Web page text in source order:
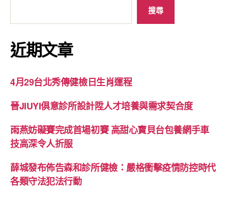
搜尋
近期文章
4月29台北秀傳健檢日生肖運程
晉JIUYI俱意診所設計陞人才培養與需求契合度
雨燕妨礙賽完成首場初賽 高甜心寶貝台包養網手車
技高深令人折服
薛城發布佈告森和診所健檢：嚴格衝擊疫情防控時代
各類守法犯法行動